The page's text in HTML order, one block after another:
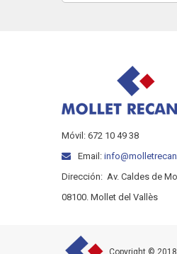
gasoil, termos ...
TUBO
SELLANTE
GUARNICION
GRASA
MUELLE
CABLE
VALVULA
Móvil: 672 10 49 38
Email:
Dirección: Av. Caldes de
08100. Mollet del Vallès
Copyright © 2018